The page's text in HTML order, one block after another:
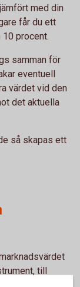
med din
får du ett
procent.
samman för
eventuell
värdet vid den
det aktuella
så skapas ett
till